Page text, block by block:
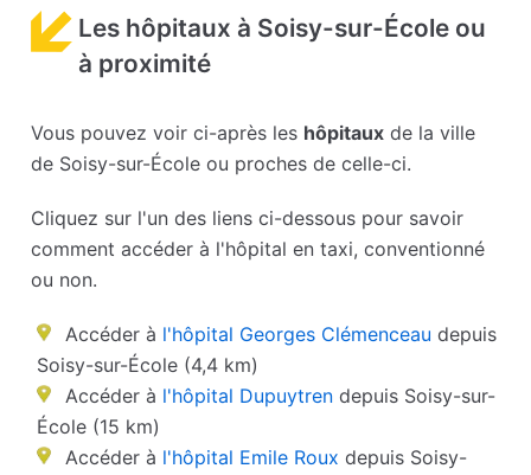
Les hôpitaux à Soisy-sur-École ou
à proximité
Vous pouvez voir ci-après les hôpitaux de la ville
de Soisy-sur-École ou proches de celle-ci.
Cliquez sur l'un des liens ci-dessous pour savoir
comment accéder à l'hôpital en taxi, conventionné
ou non.
Accéder à l'hôpital Georges Clémenceau depuis
Soisy-sur-École (4,4 km)
Accéder à l'hôpital Dupuytren depuis Soisy-sur-
École (15 km)
Accéder à l'hôpital Emile Roux depuis Soisy-